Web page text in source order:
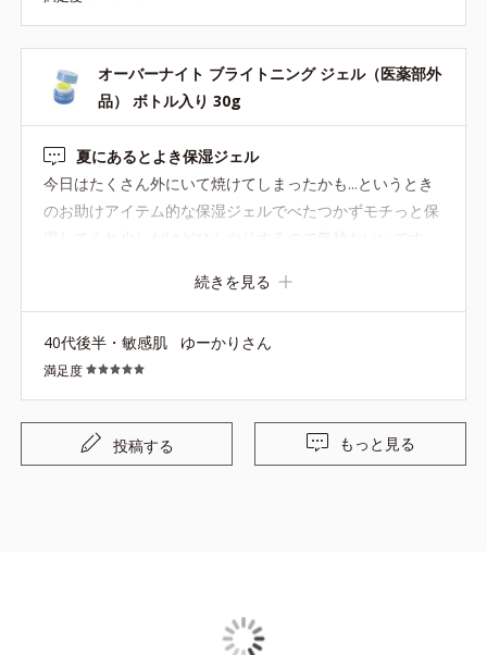
でも今までこちらの商品で刺激や肌荒れを起こしたことは
なく、デコルテ部分までたっぷりと使っています。 また8
月にかけてこれからも暑い日が続いていくと思うので、し
っかり使ってケアしていきたいです。
オーバーナイト ブライトニング ジェル（医薬部外
品） ボトル入り 30g
夏にあるとよき保湿ジェル
今日はたくさん外にいて焼けてしまったかも...というとき
のお助けアイテム的な保湿ジェルでべたつかずモチっと保
も入っているので持っていると安心です^_^ このたびMVP
続きを見る
40代後半・敏感肌 ゆーかりさん
満足度
投稿する もっと見る